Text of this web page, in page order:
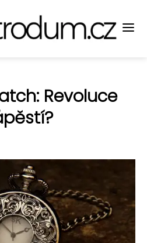
Revoluce